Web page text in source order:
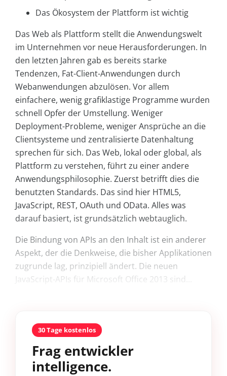
Das Ökosystem der Plattform ist wichtig
Das Web als Plattform stellt die Anwendungswelt
im Unternehmen vor neue Herausforderungen. In
den letzten Jahren gab es bereits starke
Tendenzen, Fat-Client-Anwendungen durch
Webanwendungen abzulösen. Vor allem
einfachere, wenig grafiklastige Programme wurden
schnell Opfer der Umstellung. Weniger
Deployment-Probleme, weniger Ansprüche an die
Clientsysteme und zentralisierte Datenhaltung
sprechen für sich. Das Web, lokal oder global, als
Plattform zu verstehen, führt zu einer andere
Anwendungsphilosophie. Zuerst betrifft dies die
benutzten Standards. Das sind hier HTML5,
JavaScript, REST, OAuth und OData. Alles was
darauf basiert, ist grundsätzlich webtauglich.
Die Bindung von APIs an den Inhalt ist ein anderer
Aspekt, der die Denkweise, die bisher Applikationen
zugrunde lag, prinzipiell ändert. Die neuen
JavaScript-APIs für Microsoft Office 2013 sind...
30 Tage kostenlos
Frag entwickler
intelligence.